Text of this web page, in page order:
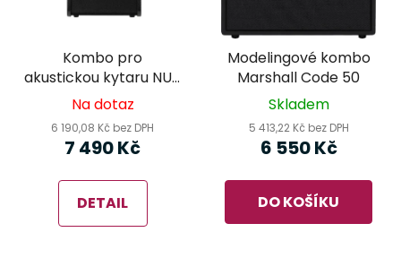
Kombo pro
akustickou kytaru NUX
AC-60 Stageman II
Na dotaz
6 190,08 Kč bez DPH
7 490 Kč
DETAIL
Modelingové kombo
Marshall Code 50
Skladem
5 413,22 Kč bez DPH
6 550 Kč
DO KOŠÍKU